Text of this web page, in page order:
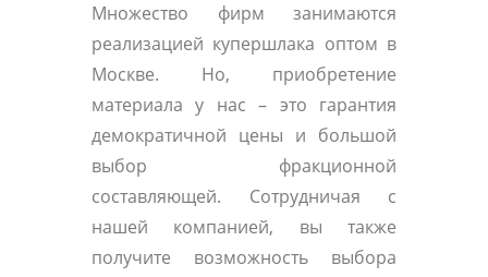
Множество фирм занимаются
реализацией купершлака оптом в
Москве. Но, приобретение
материала у нас – это гарантия
демократичной цены и большой
выбор фракционной
составляющей. Сотрудничая с
нашей компанией, вы также
получите возможность выбора